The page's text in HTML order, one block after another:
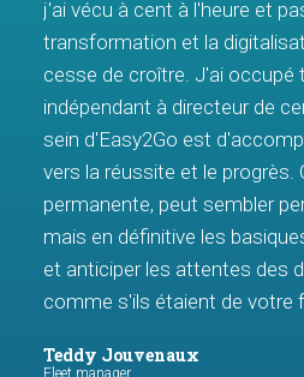
j'ai vécu à cent à l'heure et
transformation et la
cesse de croître. J'ai occupé
indépendant à directeur de
sein d'Easy2Go est
vers la réussite et le progrès.
permanente, peut sembler
mais en définitive les
et anticiper les attentes des
comme s'ils étaient de votre
Teddy Jouvenaux